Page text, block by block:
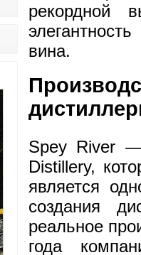
рекордной
вина.
Spey River
Distillery,
является
создания
реальное
года